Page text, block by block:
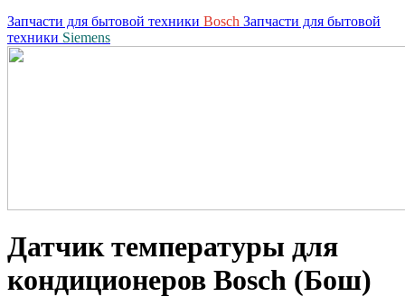
Запчасти для бытовой техники Bosch Запчасти для бытовой
техники Siemens
Датчик температуры для
кондиционеров Bosch (Бош)